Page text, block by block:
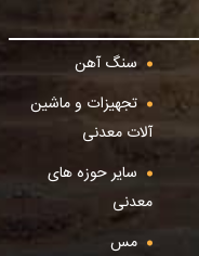
سنگ آهن
تجهیزات و ماشین
آلات معدنی
سایر حوزه های
معدنی
مس